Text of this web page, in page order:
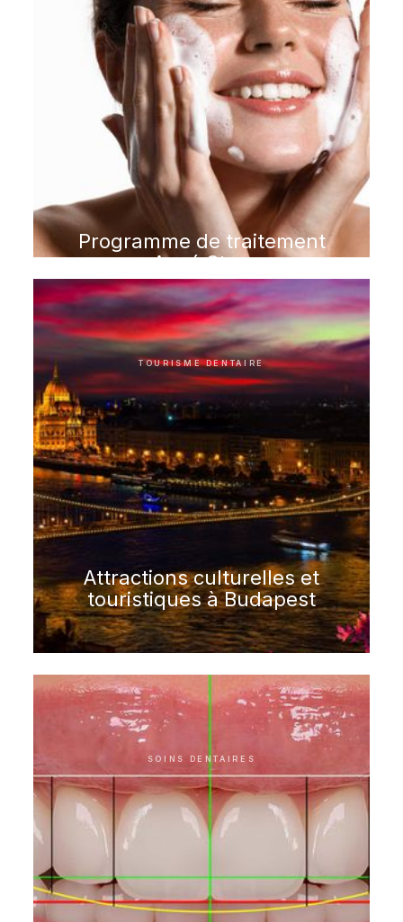
Programme de traitement
Acné Stop
TOURISME DENTAIRE
Attractions culturelles et
touristiques à Budapest
SOINS DENTAIRES